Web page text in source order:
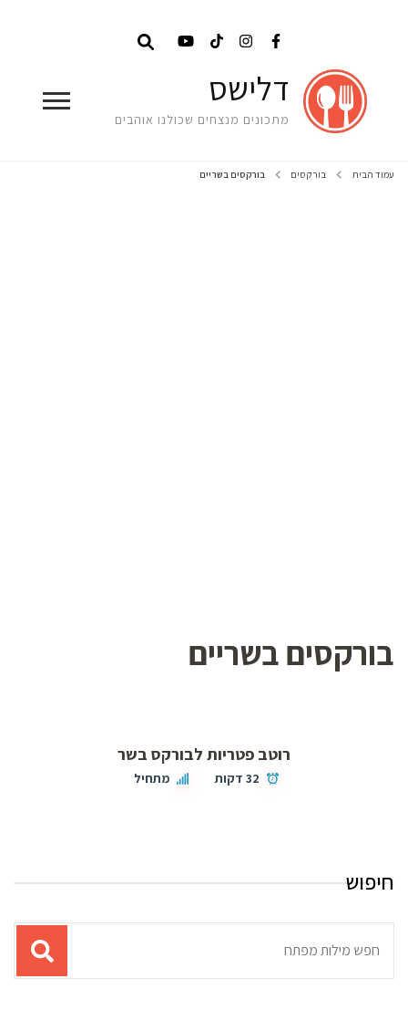
דלישס
מתכונים מנצחים שכולנו אוהבים
עמוד הבית בורקסים בורקסים בשריים
בורקסים בשריים
רוטב פטריות לבורקס בשר
32 דקות מתחיל
חיפוש